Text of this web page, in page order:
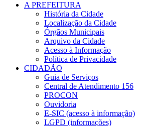
A PREFEITURA
História da Cidade
Localização da Cidade
Órgãos Municipais
Arquivo da Cidade
Acesso à Informação
Política de Privacidade
CIDADÃO
Guia de Serviços
Central de Atendimento 156
PROCON
Ouvidoria
E-SIC (acesso à informação)
LGPD (informações)